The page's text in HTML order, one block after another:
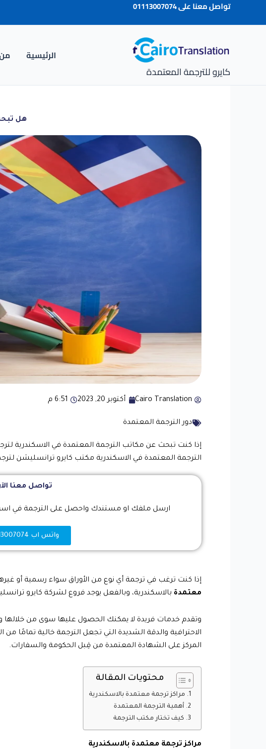
تواصل معنا على01113007074
كايرو للترجمة المعتمدة
الرئيسية
هل
Cairo Translation أكتوبر 20, 2023 6:51 م
دور الترجمة المعتمدة
إذا كنت تبحث عن مكاتب الترجمة المعتمدة في الاسكندرية
الترجمة المعتمدة في الاسكندرية مكتب كايرو ترانسليشن
تواصل معنا
ارسل ملفك او مستندك واحصل على الترجمة في
واتس اب 01113007074
إذا كنت ترغب في ترجمة أي نوع من الأوراق سواء رسمية أو
معتمدة بالاسكندرية، وبالفعل يوجد فروع لشركة كايرو
وتقدم خدمات فريدة لا يمكنك الحصول عليها سوى من خلالها
الاحترافية والدقة الشديدة التي تجعل الترجمة خالية تمامًا
المركز على الشهادة المعتمدة من قِبل الحكومة والسفارات.
محتويات المقالة
مراكز ترجمة معتمدة بالاسكندرية
أهمية الترجمة المعتمدة
كيف تختار مكتب الترجمة
مراكز ترجمة معتمدة بالاسكندرية